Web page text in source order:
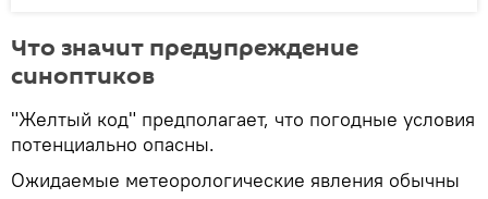
Что значит предупреждение
синоптиков
"Желтый код" предполагает, что погодные условия
потенциально опасны.
Ожидаемые метеорологические явления обычны